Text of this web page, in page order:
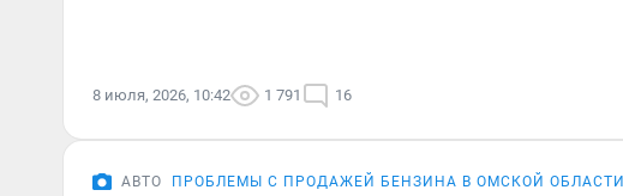
8 июля, 2026, 10:42 1 791 16
АВТО ПРОБЛЕМЫ С ПРОДАЖЕЙ БЕНЗИНА В ОМСКОЙ ОБЛАСТИ